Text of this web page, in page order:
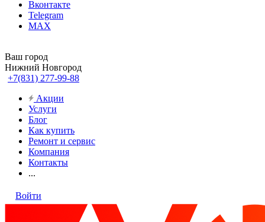
Вконтакте
Telegram
MAX
Ваш город
Нижний Новгород
+7(831) 277-99-88
Акции
Услуги
Блог
Как купить
Ремонт и сервис
Компания
Контакты
...
Войти